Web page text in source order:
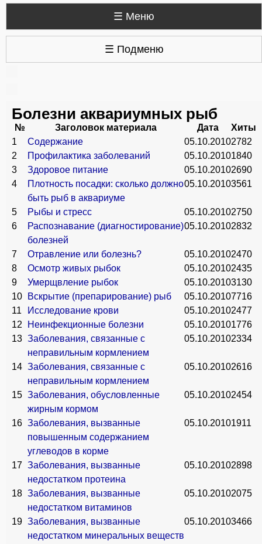
☰ Меню
☰ Подменю
Болезни аквариумных рыб
№ Заголовок материала Дата
Хиты
1
Содержание 05.10.20102782
2
Профилактика заболеваний 05.10.20101840
3
Здоровое питание 05.10.20102690
4
Плотность посадки: сколько должно
быть рыб в аквариуме
05.10.20103561
5 Рыбы и стресс 05.10.20102750
6
Распознавание (диагностирование)
болезней
05.10.20102832
7 Отравление или болезнь? 05.10.20102470
8
Осмотр живых рыбок 05.10.20102435
9
Умерщвление рыбок 05.10.20103130
10
Вскрытие (препарирование) рыб 05.10.20107716
11
Исследование крови 05.10.20102477
12
Неинфекционные болезни 05.10.20101776
13 Заболевания, связанные с
неправильным кормлением
05.10.20102334
14 Заболевания, связанные с
неправильным кормлением
05.10.20102616
15 Заболевания, обусловленные
жирным кормом
05.10.20102454
16 Заболевания, вызванные
повышенным содержанием
углеводов в корме
05.10.20101911
17 Заболевания, вызванные
недостатком протеина
05.10.20102898
18 Заболевания, вызванные
недостатком витаминов
05.10.20102075
19 Заболевания, вызванные
недостатком минеральных веществ
05.10.20103466